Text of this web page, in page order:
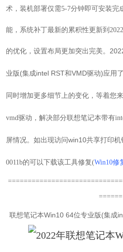
术，装机部署仅需5-7分钟即可安装完
能，系统补丁最新的累积性更新到
的优化，设置布局更加突出完美。
业版(集成intel RST和VMD驱动)应用
同时增加更多细节上的变化，等着您
vmd驱动，解决部分联想笔记本带有
屏情况。如出现访问win10共享打印
0011b的可以下载该工具修复(Win10修
======
联想笔记本Win10 64位专业版(集成